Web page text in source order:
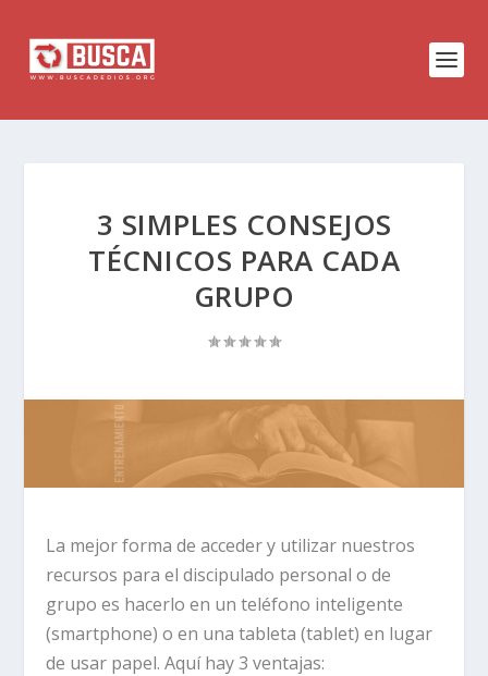
3 SIMPLES CONSEJOS
TÉCNICOS PARA CADA
GRUPO
La mejor forma de acceder y utilizar nuestros
recursos para el discipulado personal o de
grupo es hacerlo en un teléfono inteligente
(smartphone) o en una tableta (tablet) en lugar
de usar papel. Aquí hay 3 ventajas: